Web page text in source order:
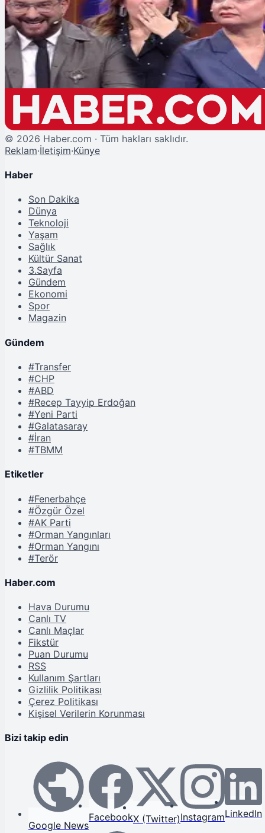
Şu An Okunan
Password'da Bu Akşam Sibel Taşçıoğlu Rüzgarı Esecek
© 2026 Haber.com · Tüm hakları saklıdır.
Reklam·İletişim·Künye
Haber
Son Dakika
Dünya
Teknoloji
Yaşam
Sağlık
Kültür Sanat
3.Sayfa
Gündem
Ekonomi
Spor
Magazin
Gündem
#Transfer
#CHP
#ABD
#Recep Tayyip Erdoğan
#Yeni Parti
#Galatasaray
#İran
#TBMM
Etiketler
#Fenerbahçe
#Özgür Özel
#AK Parti
#Orman Yangınları
#Orman Yangını
#Terör
Haber.com
Hava Durumu
Canlı TV
Canlı Maçlar
Fikstür
Puan Durumu
RSS
Kullanım Şartları
Gizlilik Politikası
Çerez Politikası
Kişisel Verilerin Korunması
Bizi takip edin
Google News
FacebookX (Twitter)InstagramLinkedIn